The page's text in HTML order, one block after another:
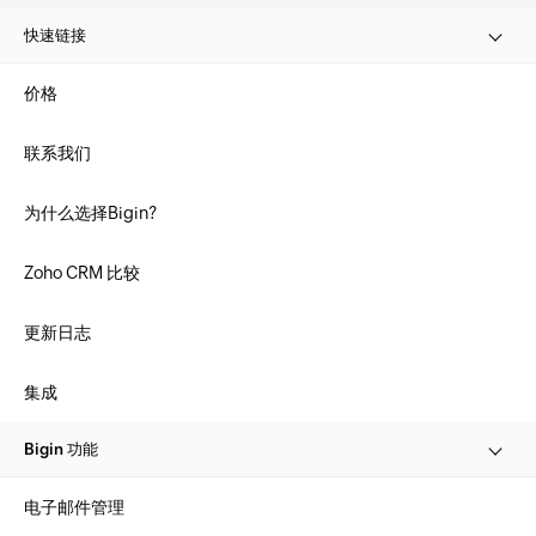
快速链接
价格
联系我们
为什么选择Bigin?
Zoho CRM 比较
更新日志
集成
Bigin 功能
电子邮件管理